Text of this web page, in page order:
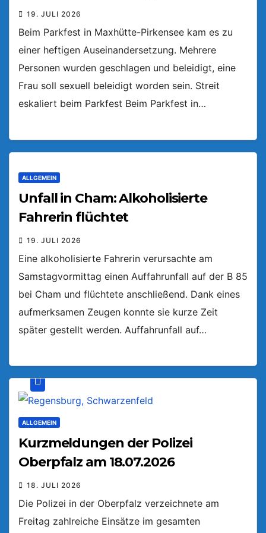
19. JULI 2026
Beim Parkfest in Maxhütte-Pirkensee kam es zu
einer heftigen Auseinandersetzung. Mehrere
Personen wurden geschlagen und beleidigt, eine
Frau soll sexuell beleidigt worden sein. Streit
eskaliert beim Parkfest Beim Parkfest in…
ALLGEMEIN
Unfall in Cham: Alkoholisierte
Fahrerin flüchtet
19. JULI 2026
Eine alkoholisierte Fahrerin verursachte am
Samstagvormittag einen Auffahrunfall auf der B 85
bei Cham und flüchtete anschließend. Dank eines
aufmerksamen Zeugen konnte sie kurze Zeit
später gestellt werden. Auffahrunfall auf…
ALLGEMEIN
Kurzmeldungen der Polizei
Oberpfalz am 18.07.2026
18. JULI 2026
Die Polizei in der Oberpfalz verzeichnete am
Freitag zahlreiche Einsätze im gesamten